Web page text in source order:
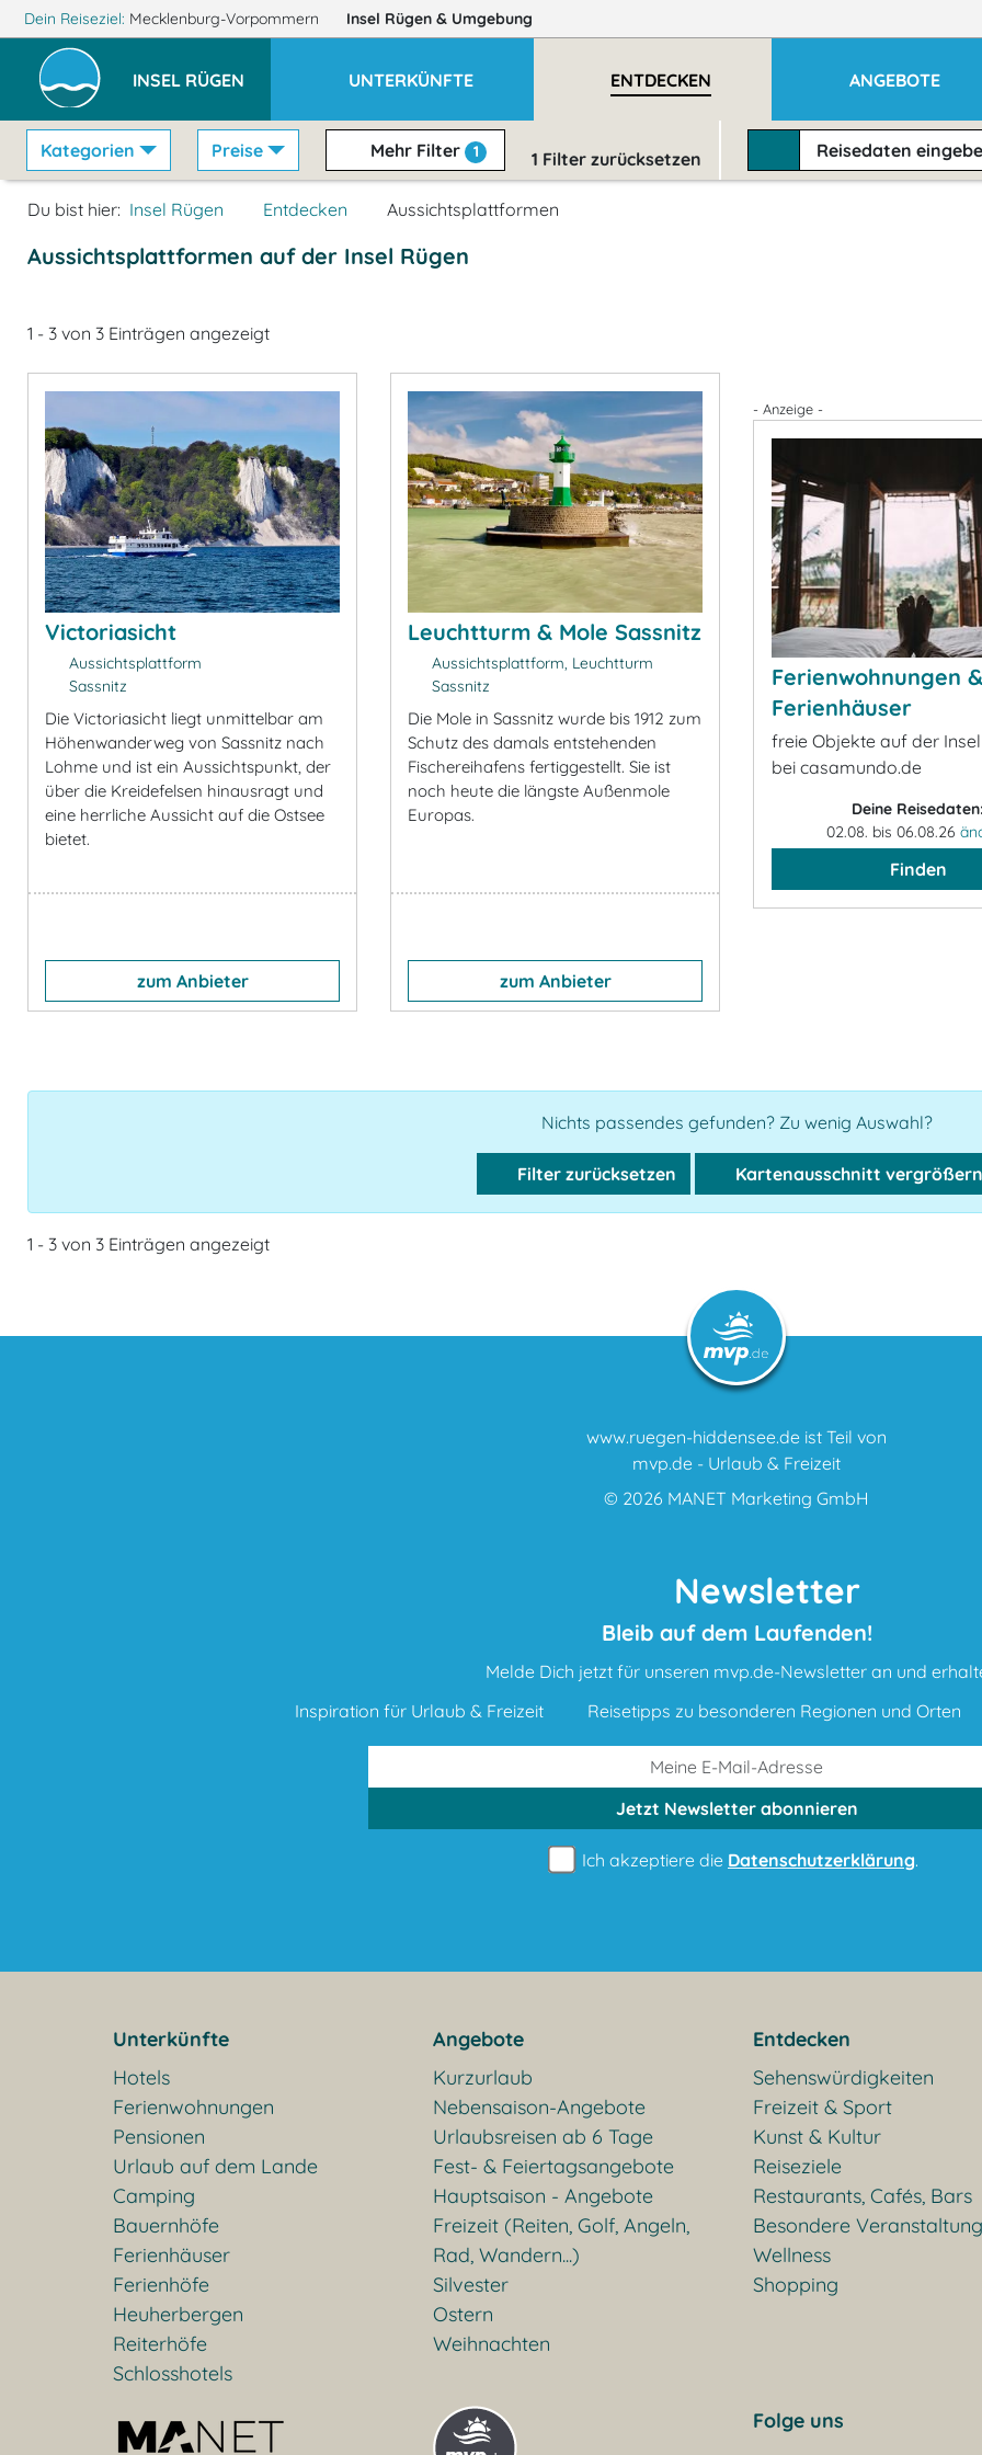
Dein Reiseziel: Mecklenburg-Vorpommern Insel Rügen & Umgebung
INSEL RÜGEN UNTERKÜNFTE ENTDECKEN ANGEBOTE
Kategorien Preise Mehr Filter 1 1 Filter zurücksetzen Reisedaten
Du bist hier: Insel Rügen Entdecken Aussichtsplattformen
Aussichtsplattformen auf der Insel Rügen
1 - 3 von 3 Einträgen angezeigt
Victoriasicht
Aussichtsplattform
Sassnitz
Die Victoriasicht liegt unmittelbar am
Höhenwanderweg von Sassnitz nach
Lohme und ist ein Aussichtspunkt, der
über die Kreidefelsen hinausragt und
eine herrliche Aussicht auf die Ostsee
bietet.
zum Anbieter
Leuchtturm & Mole Sassnitz
Aussichtsplattform, Leuchtturm
Sassnitz
Die Mole in Sassnitz wurde bis 1912 zum
Schutz des damals entstehenden
Fischereihafens fertiggestellt. Sie ist
noch heute die längste Außenmole
Europas.
zum Anbieter
- Anzeige -
Ferienwohnungen &
Ferienhäuser
freie Objekte auf der
bei casamundo.de
Deine
02.08. bis 06.08.26
Finden
Nichts passendes gefunden? Zu wenig Auswahl?
Filter zurücksetzen Kartenausschnitt vergrößern
1 - 3 von 3 Einträgen angezeigt
www.ruegen-hiddensee.de ist Teil von
mvp.de - Urlaub & Freizeit
© 2026 MANET Marketing GmbH
Newsletter
Bleib auf dem Laufenden!
Melde Dich jetzt für unseren mvp.de-Newsletter an und
Inspiration für Urlaub & Freizeit
Reisetipps zu besonderen Regionen und Orten
Jetzt Newsletterabonnieren
Ich akzeptiere die Datenschutzerklärung.
Unterkünfte
Hotels
Ferienwohnungen
Pensionen
Urlaub auf dem Lande
Camping
Bauernhöfe
Ferienhäuser
Ferienhöfe
Heuherbergen
Reiterhöfe
Schlosshotels
Angebote
Kurzurlaub
Nebensaison-Angebote
Urlaubsreisen ab 6 Tage
Fest- & Feiertagsangebote
Hauptsaison - Angebote
Freizeit (Reiten, Golf, Angeln,
Rad, Wandern...)
Silvester
Ostern
Weihnachten
Entdecken
Sehenswürdigkeiten
Freizeit & Sport
Kunst & Kultur
Reiseziele
Restaurants, Cafés, Bars
Besondere
Wellness
Shopping
Folge uns